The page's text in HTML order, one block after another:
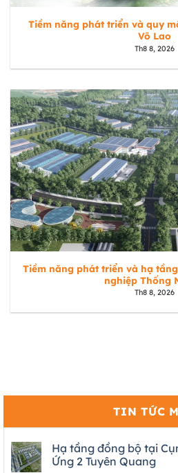
Tiềm năng phát triển và quy
Võ Lao
Th8 8, 2026
Tiềm năng phát triển và hạ
nghiệp Thống
Th8 8, 2026
TIN TỨC
Hạ tầng đồng bộ tại
Ứng 2 Tuyên Quang